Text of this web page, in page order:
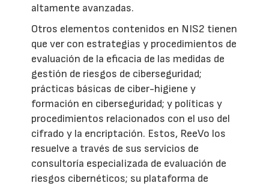
altamente avanzadas.
Otros elementos contenidos en NIS2 tienen
que ver con estrategias y procedimientos de
evaluación de la eficacia de las medidas de
gestión de riesgos de ciberseguridad;
prácticas básicas de ciber-higiene y
formación en ciberseguridad; y políticas y
procedimientos relacionados con el uso del
cifrado y la encriptación. Estos, ReeVo los
resuelve a través de sus servicios de
consultoría especializada de evaluación de
riesgos cibernéticos; su plataforma de